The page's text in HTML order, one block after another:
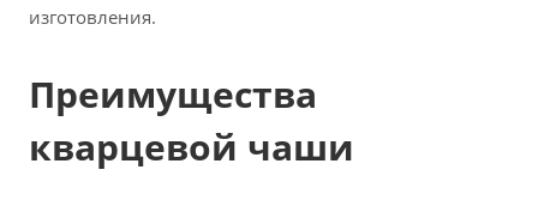
изготовления.
Преимущества
кварцевой чаши